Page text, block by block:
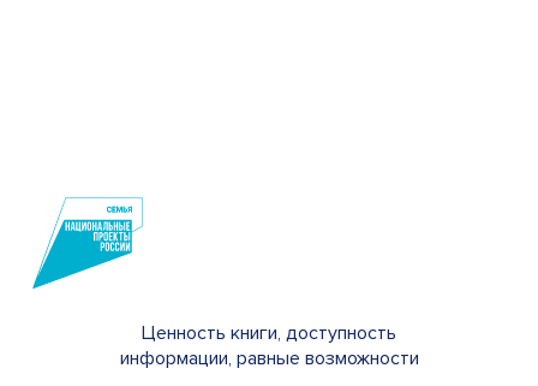
Ценность книги, доступность
информации, равные возможности